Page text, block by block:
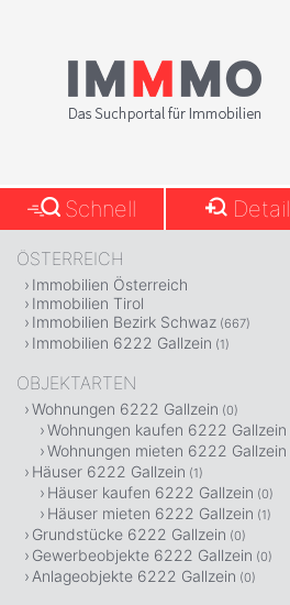
Schnell Detail
ÖSTERREICH
Immobilien Österreich
Immobilien Tirol
Immobilien Bezirk Schwaz (667)
Immobilien 6222 Gallzein (1)
OBJEKTARTEN
Wohnungen 6222 Gallzein (0)
Wohnungen kaufen 6222 Gallzein
Wohnungen mieten 6222 Gallzein
Häuser 6222 Gallzein (1)
Häuser kaufen 6222 Gallzein (0)
Häuser mieten 6222 Gallzein (1)
Grundstücke 6222 Gallzein (0)
Gewerbeobjekte 6222 Gallzein (0)
Anlageobjekte 6222 Gallzein (0)